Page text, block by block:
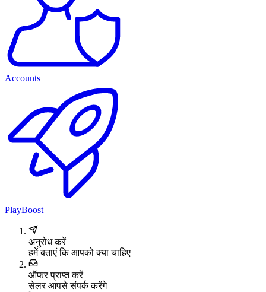
Accounts
PlayBoost
अनुरोध करें
हमें बताएं कि आपको क्या चाहिए
ऑफर प्राप्त करें
सेलर आपसे संपर्क करेंगे